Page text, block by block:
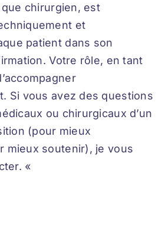
chirurgien, est
et
patient dans son
Votre rôle, en tant
Si vous avez des questions
ou chirurgicaux d’un
(pour mieux
mieux soutenir), je vous
«